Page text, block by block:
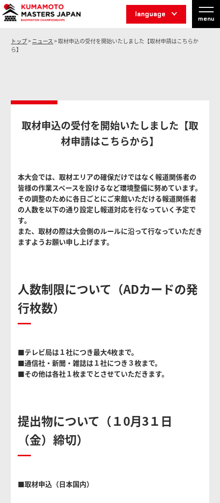
language
menu
トップ>ニュース > 取材申込の受付を開始いたしました【取材申請はこちらか
ら】
取材申込の受付を開始いたしました【取
材申請はこちらから】
本⼤会では、取材エリアの確保だけではなく報道関係者の
皆様の作業スペースを設けるなど環境整備に努めています。
その調整のために各⽇ごとにご来館いただける報道関係者
の⼈数を以下の通り設定し報道対応を⾏なっていく予定で
す。
また、取材の際は⼤会側のルールに沿って⾏なっていただき
ますようお願い申し上げます。
⼈数制限について（ADカードの発
⾏枚数）
■テレビ局は１社につき最大4枚まで。
■通信社・新聞・雑誌は１社につき３枚まで。
■その他は各社１枚までとさせていただきます。
提出物について（１0⽉3１⽇
（金）締切）
■取材申込（日本国内）